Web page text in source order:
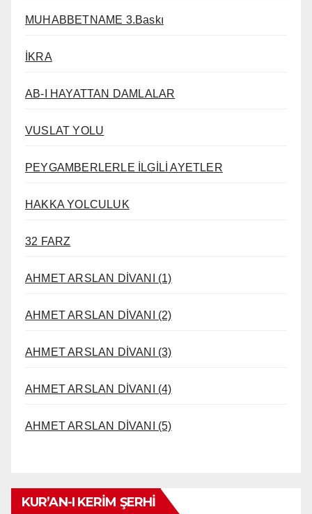
MUHABBETNAME 3.Baskı
İKRA
AB-I HAYATTAN DAMLALAR
VUSLAT YOLU
PEYGAMBERLERLE İLGİLİ AYETLER
HAKKA YOLCULUK
32 FARZ
AHMET ARSLAN DİVANI (1)
AHMET ARSLAN DİVANI (2)
AHMET ARSLAN DİVANI (3)
AHMET ARSLAN DİVANI (4)
AHMET ARSLAN DİVANI (5)
KUR’AN-I KERİM ŞERHİ